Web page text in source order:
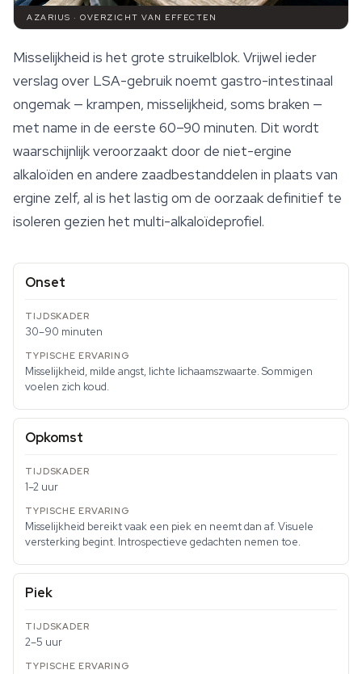
AZARIUS · OVERZICHT VAN EFFECTEN
Misselijkheid is het grote struikelblok. Vrijwel ieder
verslag over LSA-gebruik noemt gastro-intestinaal
ongemak — krampen, misselijkheid, soms braken —
met name in de eerste 60–90 minuten. Dit wordt
waarschijnlijk veroorzaakt door de niet-ergine
alkaloïden en andere zaadbestanddelen in plaats van
ergine zelf, al is het lastig om de oorzaak definitief te
isoleren gezien het multi-alkaloïdeprofiel.
Onset
30–90 minuten
Misselijkheid, milde angst, lichte lichaamszwaarte. Sommigen
voelen zich koud.
Opkomst
1–2 uur
Misselijkheid bereikt vaak een piek en neemt dan af. Visuele
versterking begint. Introspectieve gedachten nemen toe.
Piek
2–5 uur